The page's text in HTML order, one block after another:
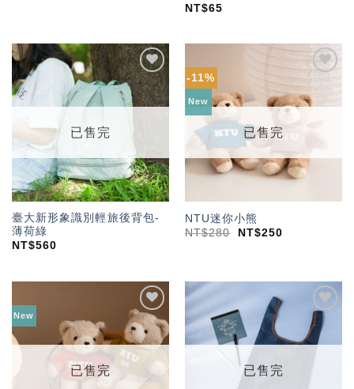
NT$65
加入
「願
望輕
已售完
臺大新形象識別輕旅後背包-
薄荷綠
NT$560
-11%
New
望輕
已售完
NTU迷你小熊
NT$280 NT$250
New
加入
「願
望輕
已售完
加入
「願
望輕
已售完